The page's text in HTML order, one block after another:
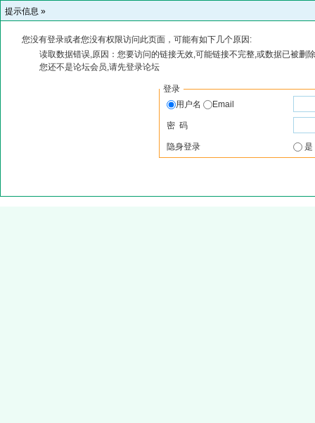
提示信息 »
您没有登录或者您没有权限访问此页面，可能有如下几个原因:
读取数据错误,原因：您要访问的链接无效,可能链接不完整,或数据已被删
您还不是论坛会员,请先登录论坛
登录
用户名
Email
密 码
隐身登录